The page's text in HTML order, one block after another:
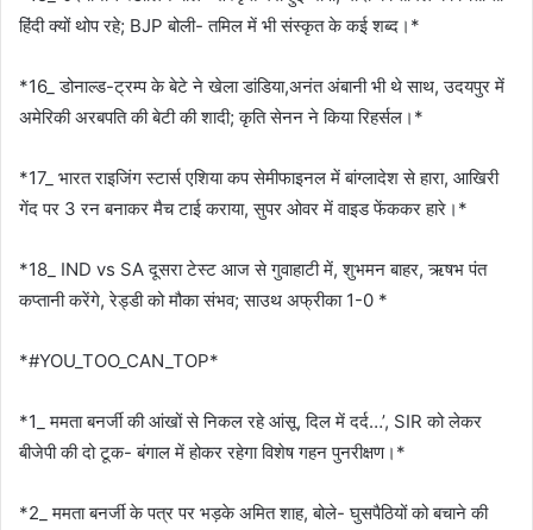
हिंदी क्यों थोप रहे; BJP बोली- तमिल में भी संस्कृत के कई शब्द।*
*16_ डोनाल्ड-ट्रम्प के बेटे ने खेला डांडिया,अनंत अंबानी भी थे साथ, उदयपुर में
अमेरिकी अरबपति की बेटी की शादी; कृति सेनन ने किया रिहर्सल।*
*17_ भारत राइजिंग स्टार्स एशिया कप सेमीफाइनल में बांग्लादेश से हारा, आखिरी
गेंद पर 3 रन बनाकर मैच टाई कराया, सुपर ओवर में वाइड फेंककर हारे।*
*18_ IND vs SA दूसरा टेस्ट आज से गुवाहाटी में, शुभमन बाहर, ऋषभ पंत
कप्तानी करेंगे, रेड्डी को मौका संभव; साउथ अफ्रीका 1-0 *
*#YOU_TOO_CAN_TOP*
*1_ ममता बनर्जी की आंखों से निकल रहे आंसू, दिल में दर्द…’, SIR को लेकर
बीजेपी की दो टूक- बंगाल में होकर रहेगा विशेष गहन पुनरीक्षण।*
*2_ ममता बनर्जी के पत्र पर भड़के अमित शाह, बोले- घुसपैठियों को बचाने की